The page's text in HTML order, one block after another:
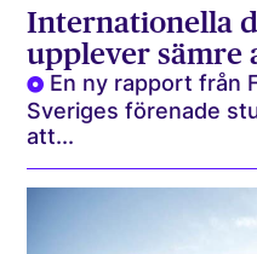
Internationella
upplever sämre
En ny rapport från
Sveriges förenade
att...